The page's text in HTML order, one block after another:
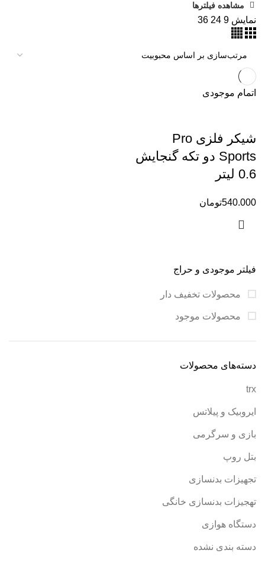
فیلتر موجودی و حراج
محصولات تخفیف دار
محصولات موجود
دسته‌های محصولات
trx
ایروبیک و پیلاتس
بازی و سرگرمی
بتل روپ
تجهیزات بدنسازی
تهجیزات بدنسازی خانگی
دستگاه هوازی
دسته بندی نشده
مشاهده فیلترها
نمایش 9
24
36
اتمام موجودی
شیکر فلزی Pro
Sports دو تکه گنجایش
0.6 لیتر
تومان540.000